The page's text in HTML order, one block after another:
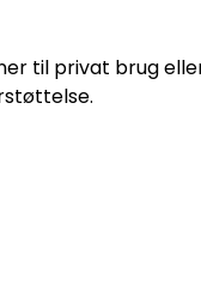
til privat brug